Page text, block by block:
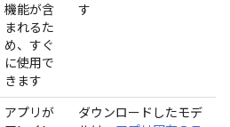
機能が含
まれるた
め、すぐ
に使用で
きます
す
アプリが
ダウンロードしたモデ